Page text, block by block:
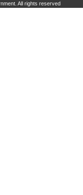
All rights reserved